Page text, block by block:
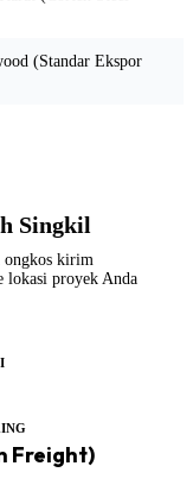
(Standar Ekspor
Singkil
ongkos kirim
lokasi proyek Anda
Freight)